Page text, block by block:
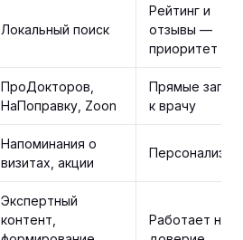
Локальный поиск
Рейтинг и
отзывы —
приоритет
ПроДокторов,
НаПоправку, Zoon
Прямые
к врачу
Напоминания о
визитах, акции
Экспертный
контент,
Работает на